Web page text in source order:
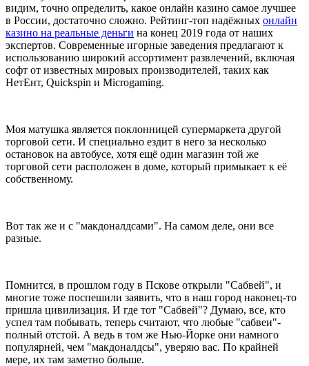
видим, точно определить, какое онлайн казино самое лучшее
в России, достаточно сложно. Рейтинг-топ надёжных онлайн
казино на реальные деньги на конец 2019 года от наших
экспертов. Современные игорные заведения предлагают к
использованию широкий ассортимент развлечений, включая
софт от известных мировых производителей, таких как
НетЕнт, Quickspin и Microgaming.
Моя матушка является поклонницей супермаркета другой
торговой сети. И специально ездит в него за несколько
остановок на автобусе, хотя ещё один магазин той же
торговой сети расположен в доме, который примыкает к её
собственному.
Вот так же и с "макдоналдсами". На самом деле, они все
разные.
Помнится, в прошлом году в Пскове открыли "Сабвей", и
многие тоже поспешили заявить, что в наш город наконец-то
пришла цивилизация. И где тот "Сабвей"? Думаю, все, кто
успел там побывать, теперь считают, что любые "сабвеи"-
полный отстой. А ведь в том же Нью-Йорке они намного
популярней, чем "макдоналдсы", уверяю вас. По крайней
мере, их там заметно больше.